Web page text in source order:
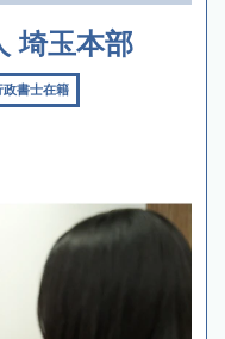
埼玉本部
政書士在籍